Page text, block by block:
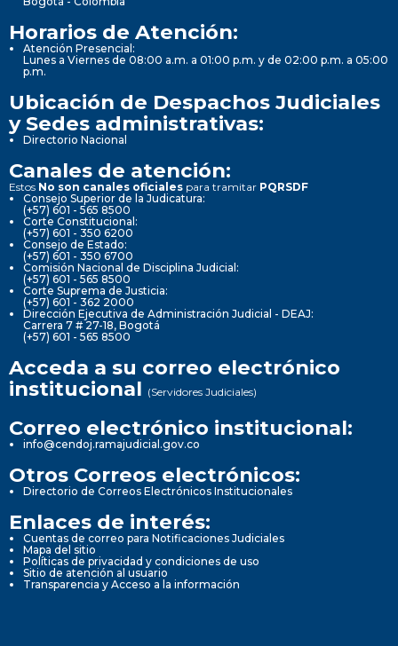
Horarios de Atención:
Atención Presencial:
Lunes a Viernes de 08:00 a.m. a 01:00 p.m. y de 02:00 p.m. a 05:00
p.m.
Ubicación de Despachos Judiciales
y Sedes administrativas:
Directorio Nacional
Canales de atención:
Estos No son canales oficiales para tramitar PQRSDF
Consejo Superior de la Judicatura:
(+57) 601 - 565 8500
Corte Constitucional:
(+57) 601 - 350 6200
Consejo de Estado:
(+57) 601 - 350 6700
Comisión Nacional de Disciplina Judicial:
(+57) 601 - 565 8500
Corte Suprema de Justicia:
(+57) 601 - 362 2000
Dirección Ejecutiva de Administración Judicial - DEAJ:
Carrera 7 # 27-18, Bogotá
(+57) 601 - 565 8500
Acceda a su correo electrónico
institucional (Servidores Judiciales)
Correo electrónico institucional:
info@cendoj.ramajudicial.gov.co
Otros Correos electrónicos:
Directorio de Correos Electrónicos Institucionales
Enlaces de interés:
Cuentas de correo para Notificaciones Judiciales
Mapa del sitio
Políticas de privacidad y condiciones de uso
Sitio de atención al usuario
Transparencia y Acceso a la información